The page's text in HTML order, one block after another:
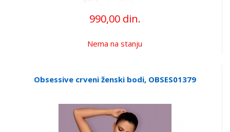
990,00 din.
Nema na stanju
Obsessive crveni ženski bodi, OBSES01379